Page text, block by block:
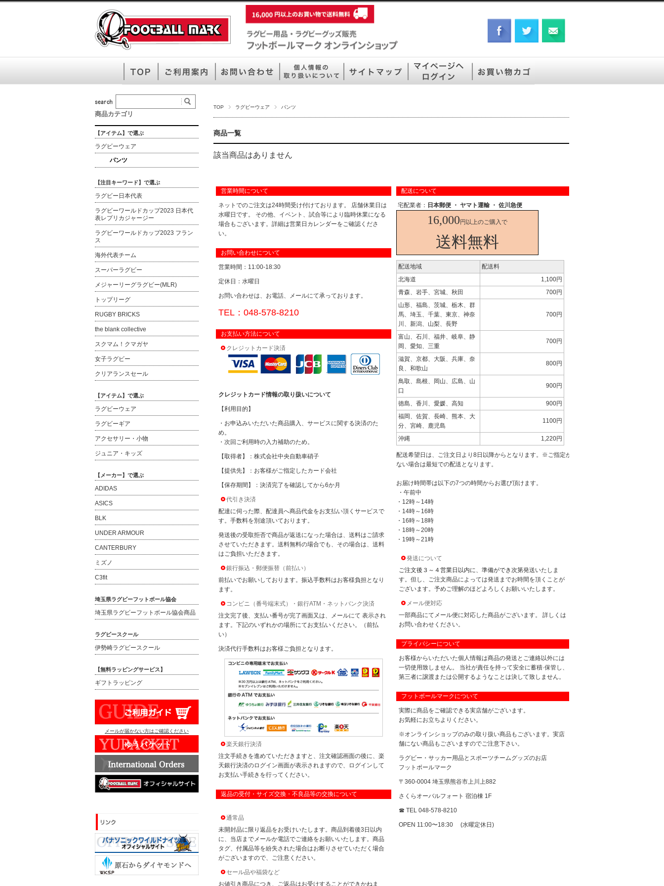
TOP ラグビーウェア パンツ
商品一覧
該当商品はありません
営業時間について
ネットでのご注文は24時間受け付けております。 店舗休業日は
水曜日です。 その他、イベント、試合等により臨時休業になる
場合もございます。詳細は営業日カレンダーをご確認くださ
い。
お問い合わせについて
営業時間：11:00-18:30
定休日：水曜日
お問い合わせは、お電話、メールにて承っております。
TEL：048-578-8210
お支払い方法について
クレジットカード決済
クレジットカード情報の取り扱いについて
【利用目的】
・お申込みいただいた商品購入、サービスに関する決済のた
め。
・次回ご利用時の入力補助のため。
【取得者】：株式会社中央自動車硝子
【提供先】：お客様がご指定したカード会社
【保存期間】：決済完了を確認してから6か月
代引き決済
配達に伺った際、配達員へ商品代金をお支払い頂くサービスで
す。手数料を別途頂いております。
発送後の受取拒否で商品が返送になった場合は、送料はご請求
させていただきます。送料無料の場合でも、その場合は、送料
はご負担いただきます。
銀行振込・郵便振替（前払い）
前払いでお願いしております。振込手数料はお客様負担となり
ます。
コンビニ（番号端末式）・銀行ATM・ネットバンク決済
注文完了後、支払い番号が完了画面又は、メールにて 表示され
ます。下記のいずれかの場所にてお支払いください。（前払
い）
決済代行手数料はお客様ご負担となります。
楽天銀行決済
注文手続きを進めていただきますと、注文確認画面の後に、楽
天銀行決済のログイン画面が表示されますので、ログインして
お支払い手続きを行ってください。
返品の受付・サイズ交換・不良品等の交換について
通常品
未開封品に限り返品をお受けいたします。商品到着後3日以内
に、当店までメールか電話でご連絡をお願いいたします。商品
タグ、付属品等を紛失された場合はお断りさせていただく場合
がございますので、ご注意ください。
セール品や福袋など
お値引き商品につき、ご返品はお受けすることができかねま
配送について
宅配業者： 日本郵便 ・ ヤマト運輸 ・ 佐川急便
16,000 円以上のご購入で
送料無料
配送地域
配送料
北海道
1,100円
青森、岩手、宮城、秋田
700円
山形、福島、茨城、栃木、群
馬、埼玉、千葉、東京、神奈
川、新潟、山梨、長野
700円
富山、石川、福井、岐阜、静
岡、愛知、三重
700円
滋賀、京都、大阪、兵庫、奈
良、和歌山
800円
鳥取、島根、岡山、広島、山
口
900円
徳島、香川、愛媛、高知
900円
福岡、佐賀、長崎、熊本、大
分、宮崎、鹿児島
1100円
沖縄 1,220円
配送希望日は、ご注文日より8日以降からとなります。※ご指定が
ない場合は最短での配送となります。
お届け時間帯は以下の7つの時間からお選び頂けます。
・午前中
・12時～14時
・14時～16時
・16時～18時
・18時～20時
・19時～21時
発送について
ご注文後３～４営業日以内に、準備ができ次第発送いたしま
す。但し、ご注文商品によっては発送までお時間を頂くことが
ございます。予めご理解のほどよろしくお願いいたします。
メール便対応
一部商品にてメール便に対応した商品がございます。 詳しくは
お問い合わせください。
プライバシーについて
お客様からいただいた個人情報は商品の発送とご連絡以外には
一切使用致しません。 当社が責任を持って安全に蓄積·保管し、
第三者に譲渡または公開するようなことは決して致しません。
フットボールマークについて
実際に商品をご確認できる実店舗がございます。
お気軽にお立ちよりください。
※オンラインショップのみの取り扱い商品もございます。実店
舗にない商品もございますのでご注意下さい。
ラグビー・サッカー用品とスポーツチームグッズのお店
フットボールマーク
〒360-0004 埼玉県熊谷市上川上882
さくらオーバルフォート 宿泊棟 1F
☎ TEL 048-578-8210
OPEN 11:00〜18:30 (水曜定休日)
商品カテゴリ
【アイテム】で選ぶ
ラグビーウェア
パンツ
【注目キーワード】で選ぶ
ラグビー日本代表
ラグビーワールドカップ2023 日本代
表レプリカジャージー
ラグビーワールドカップ2023 フラン
ス
海外代表チーム
スーパーラグビー
メジャーリーグラグビー(MLR)
トップリーグ
RUGBY BRICKS
the blank collective
スクマム！クマガヤ
女子ラグビー
クリアランスセール
【アイテム】で選ぶ
ラグビーウェア
ラグビーギア
アクセサリー・小物
ジュニア・キッズ
【メーカー】で選ぶ
ADIDAS
ASICS
BLK
UNDER ARMOUR
CANTERBURY
ミズノ
C3fit
埼玉県ラグビーフットボール協会
埼玉県ラグビーフットボール協会商品
ラグビースクール
伊勢崎ラグビースクール
【無料ラッピングサービス】
ギフトラッピング
メールが届かない方はご確認ください